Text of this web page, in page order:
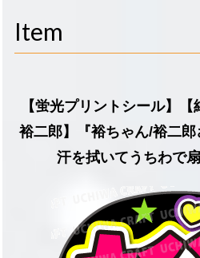
Item
【蛍光プリントシール】
裕二郎】『裕ちゃん/裕二
汗を拭いてうちわで